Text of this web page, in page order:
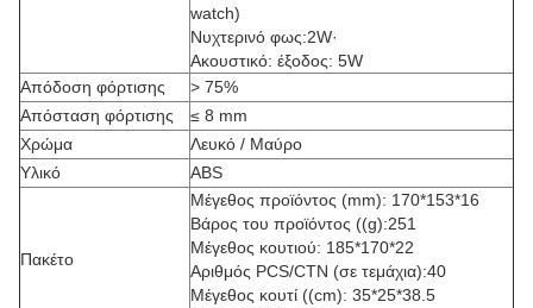
watch)
Νυχτερινό φως:2W·
Ακουστικό: έξοδος: 5W
Απόδοση φόρτισης
> 75%
Απόσταση φόρτισης
≤ 8 mm
Χρώμα
Λευκό / Μαύρο
Υλικό
ABS
Πακέτο
Μέγεθος προϊόντος (mm): 170*153*16
Βάρος του προϊόντος ((g):251
Μέγεθος κουτιού: 185*170*22
Αριθμός PCS/CTN (σε τεμάχια):40
Μέγεθος κουτί ((cm): 35*25*38.5